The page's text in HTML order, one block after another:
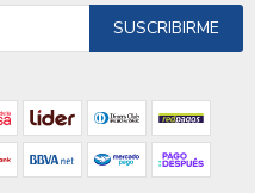
SUSCRIBIRME